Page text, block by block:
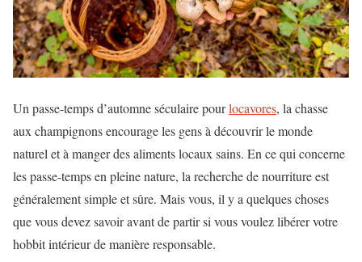
Un passe-temps d’automne séculaire pourlocavores, la chasse
aux champignons encourage les gens à découvrir le monde
naturel et à manger des aliments locaux sains. En ce qui concerne
les passe-temps en pleine nature, la recherche de nourriture est
généralement simple et sûre. Mais vous, il y a quelques choses
que vous devez savoir avant de partir si vous voulez libérer votre
hobbit intérieur de manière responsable.